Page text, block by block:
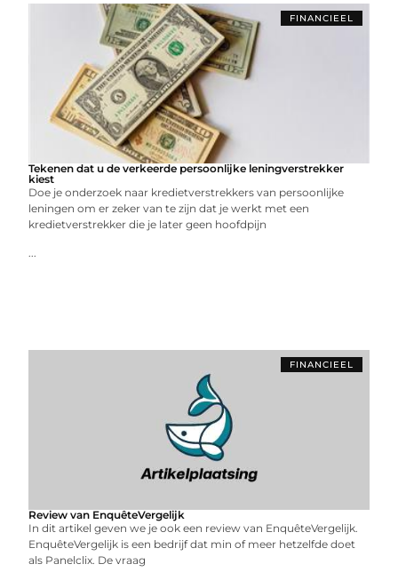
FINANCIEEL
Tekenen dat u de verkeerde persoonlijke leningverstrekker
kiest
Doe je onderzoek naar kredietverstrekkers van persoonlijke
leningen om er zeker van te zijn dat je werkt met een
kredietverstrekker die je later geen hoofdpijn
...
FINANCIEEL
Review van EnquêteVergelijk
In dit artikel geven we je ook een review van EnquêteVergelijk.
EnquêteVergelijk is een bedrijf dat min of meer hetzelfde doet
als Panelclix. De vraag